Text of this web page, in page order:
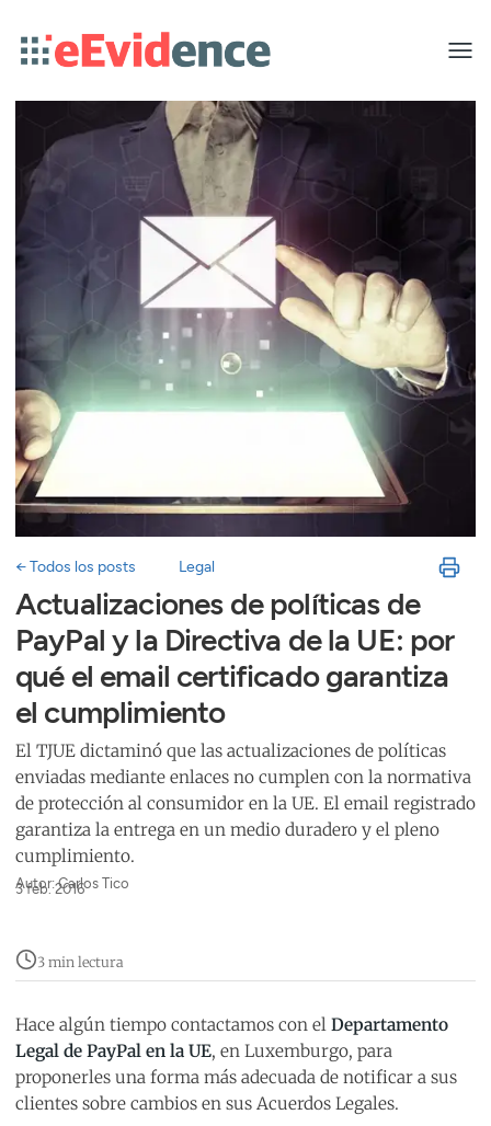
menu
← Todos los posts Legal
Actualizaciones de políticas de
PayPal y la Directiva de la UE: por
qué el email certificado garantiza
el cumplimiento
El TJUE dictaminó que las actualizaciones de políticas
enviadas mediante enlaces no cumplen con la normativa
de protección al consumidor en la UE. El email registrado
garantiza la entrega en un medio duradero y el pleno
cumplimiento.
Autor: Carlos Tico
3 feb. 2016
3 min lectura
Hace algún tiempo contactamos con el Departamento
Legal de PayPal en la UE, en Luxemburgo, para
proponerles una forma más adecuada de notificar a sus
clientes sobre cambios en sus Acuerdos Legales.